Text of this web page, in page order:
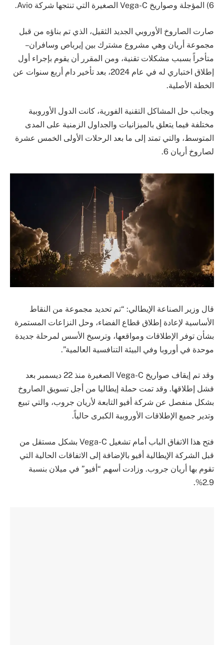
6) المؤجلة وصواريخ Vega-C الصغيرة التي تنتجها شركة Avio.
صارت الصاروخ الأوروبي الجديد الثقيل، الذي تم بناؤه من قبل
مجموعة أريان وهي مشروع مشترك بين إيرباص وسافران –
متأخراً بسبب مشكلات تقنية، ومن المقرر أن يقوم بإجراء أول
إطلاق اختباري له في عام 2024، بعد تأخير دام أربع سنوات عن
الخطة الأصلية.
وبجانب حل المشاكل التقنية الفورية، كانت الدول الأوروبية
مختلفة فيما يتعلق بالميزانيات والجداول الزمنية على المدى
المتوسط، والتي تمتد إلى ما بعد الرحلات الأولى الخمس عشرة
لصاروخ أريان 6.
قال وزير الصناعة الإيطالي: “تم تحديد مجموعة من النقاط
الأساسية لإعادة إطلاق قطاع الفضاء، وحل النزاعات المستمرة
بشأن توفر الإطلاقات ومواقعها، وترسيخ الأسس لمرحلة جديدة
موحدة في أوروبا وفي البيئة التنافسية العالمية”.
وقد تم إيقاف صواريخ Vega-C الصغيرة منذ 22 ديسمبر بعد
فشل إطلاقها. وقد تمت حملة إيطاليا من أجل تسويق الصاروخ
بشكل منفصل عن شركة أفيو التابعة لأريان جروب، والتي تبيع
وتدير جميع الإطلاقات الأوروبية الكبرى حالياً.
فتح هذا الاتفاق الباب أمام تشغيل Vega-C بشكل مستقل من
قبل الشركة الإيطالية أفيو بالإضافة إلى الاتفاقات الحالية التي
تقوم بها أريان جروب. وزادت أسهم “أفيو” في ميلان بنسبة
2.9%.